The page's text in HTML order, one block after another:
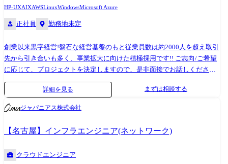
HP-UXAIXAWSLinuxWindowsMicrosoft Azure
正社員 勤務地未定
創業以来黒字経営!盤石な経営基盤のもと従業員数は約2000人を超え取引
先から引き合いも多く、事業拡大に向けた積極採用です!! ご志向/ご希望
に応じて、プロジェクトを決定しますので、是非面接でお話しください!
●取引業界 製造メーカー、通信キャリア、金融、流通、官公庁 等 ●設
RHL、Solaris、HP-UX、AIX、VMWare、Hyper-V クラウド:AWS、Azure ●
プロジェクト例 ・要件定義・設計・構築(上流) ・運用・保守(下流) ※ご
志向・ご希望に応じて、プロジェクトを決定します ※地元密着主義のた
め、地元の大手企業でのプロジェクトを前提としています。
詳細を見る まずは相談する
ジャパニアス株式会社
【名古屋】インフラエンジニア(ネットワーク)
クラウドエンジニア